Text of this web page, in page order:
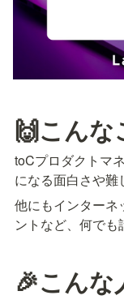
🙌こんな
toCプロダクトマ
になる面白さや難
他にもインターネ
ントなど、何でも
🎉こんな